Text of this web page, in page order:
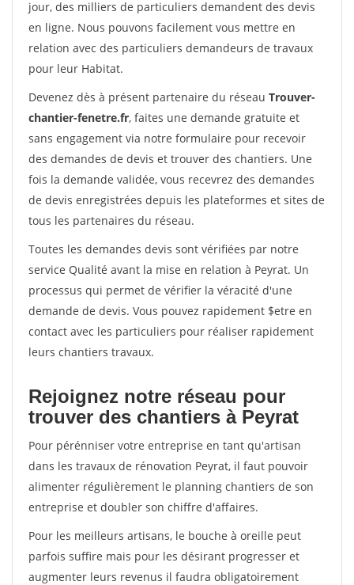
jour, des milliers de particuliers demandent des devis
en ligne. Nous pouvons facilement vous mettre en
relation avec des particuliers demandeurs de travaux
pour leur Habitat.
Devenez dès à présent partenaire du réseau Trouver-
chantier-fenetre.fr, faites une demande gratuite et
sans engagement via notre formulaire pour recevoir
des demandes de devis et trouver des chantiers. Une
fois la demande validée, vous recevrez des demandes
de devis enregistrées depuis les plateformes et sites de
tous les partenaires du réseau.
Toutes les demandes devis sont vérifiées par notre
service Qualité avant la mise en relation à Peyrat. Un
processus qui permet de vérifier la véracité d'une
demande de devis. Vous pouvez rapidement $etre en
contact avec les particuliers pour réaliser rapidement
leurs chantiers travaux.
Rejoignez notre réseau pour
trouver des chantiers à Peyrat
Pour pérénniser votre entreprise en tant qu'artisan
dans les travaux de rénovation Peyrat, il faut pouvoir
alimenter régulièrement le planning chantiers de son
entreprise et doubler son chiffre d'affaires.
Pour les meilleurs artisans, le bouche à oreille peut
parfois suffire mais pour les désirant progresser et
augmenter leurs revenus il faudra obligatoirement